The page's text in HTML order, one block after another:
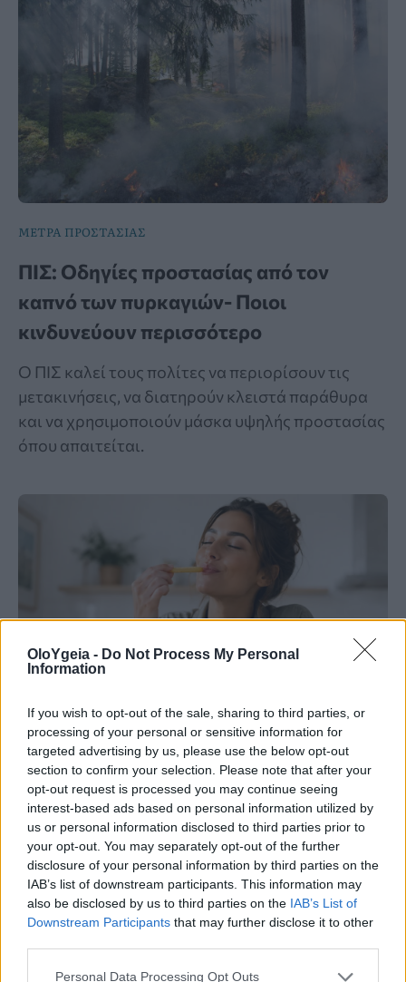
OloYgeia - Do Not Process My Personal
Information
If you wish to opt-out of the sale, sharing to third parties, or
processing of your personal or sensitive information for
targeted advertising by us, please use the below opt-out
section to confirm your selection. Please note that after your
opt-out request is processed you may continue seeing
interest-based ads based on personal information utilized by
us or personal information disclosed to third parties prior to
your opt-out. You may separately opt-out of the further
disclosure of your personal information by third parties on the
IAB’s list of downstream participants. This information may
also be disclosed by us to third parties on the IAB’s List of
Downstream Participants that may further disclose it to other
Personal Data Processing Opt Outs
ΜΕΤΡΑ ΠΡΟΣΤΑΣΙΑΣ
ΠΙΣ: Οδηγίες προστασίας από τον
καπνό των πυρκαγιών- Ποιοι
κινδυνεύουν περισσότερο
Ο ΠΙΣ καλεί τους πολίτες να περιορίσουν τις
μετακινήσεις, να διατηρούν κλειστά παράθυρα
και να χρησιμοποιούν μάσκα υψηλής προστασίας
όπου απαιτείται.
ΠΡΟΣΟΧΗ
Harvard: Οι τηγανητές πατάτες
αυξάνουν τον κίνδυνο για διαβήτη κατά
20% – Η ασφαλής ποσότητα
Harvard: Οι τηγανητές πατάτες συνδέονται με
20% υψηλότερο κίνδυνο διαβήτη – Πόσες